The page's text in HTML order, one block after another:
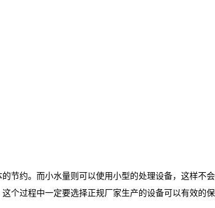
节约。而小水量则可以使用小型的处理设备，这样不会
个过程中一定要选择正规厂家生产的设备可以有效的保